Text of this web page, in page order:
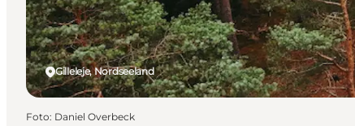
Gilleleje, Nordseeland
Foto: Daniel Overbeck